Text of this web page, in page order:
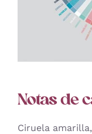
Notas de
Ciruela